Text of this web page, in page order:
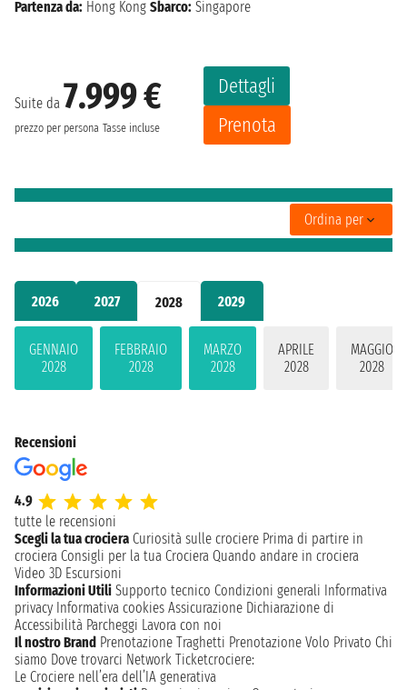
2026 2027 2028 2029
GENNAIO
2028
FEBBRAIO
2028
MARZO
2028
APRILE
2028
MAGGIO
2028
Suite da 7.999 €
prezzo per persona Tasse incluse
Dettagli
Prenota
Partenza da: Hong Kong Sbarco: Singapore
Ordina per
Recensioni
4.9
tutte le recensioni
Scegli la tua crociera Curiosità sulle crociere Prima di partire in
crociera Consigli per la tua Crociera Quando andare in crociera
Video 3D Escursioni
Informazioni Utili Supporto tecnico Condizioni generali Informativa
privacy Informativa cookies Assicurazione Dichiarazione di
Accessibilità Parcheggi Lavora con noi
Il nostro Brand Prenotazione Traghetti Prenotazione Volo Privato Chi
siamo Dove trovarci Network Ticketcrociere:
Le Crociere nell’era dell’IA generativa